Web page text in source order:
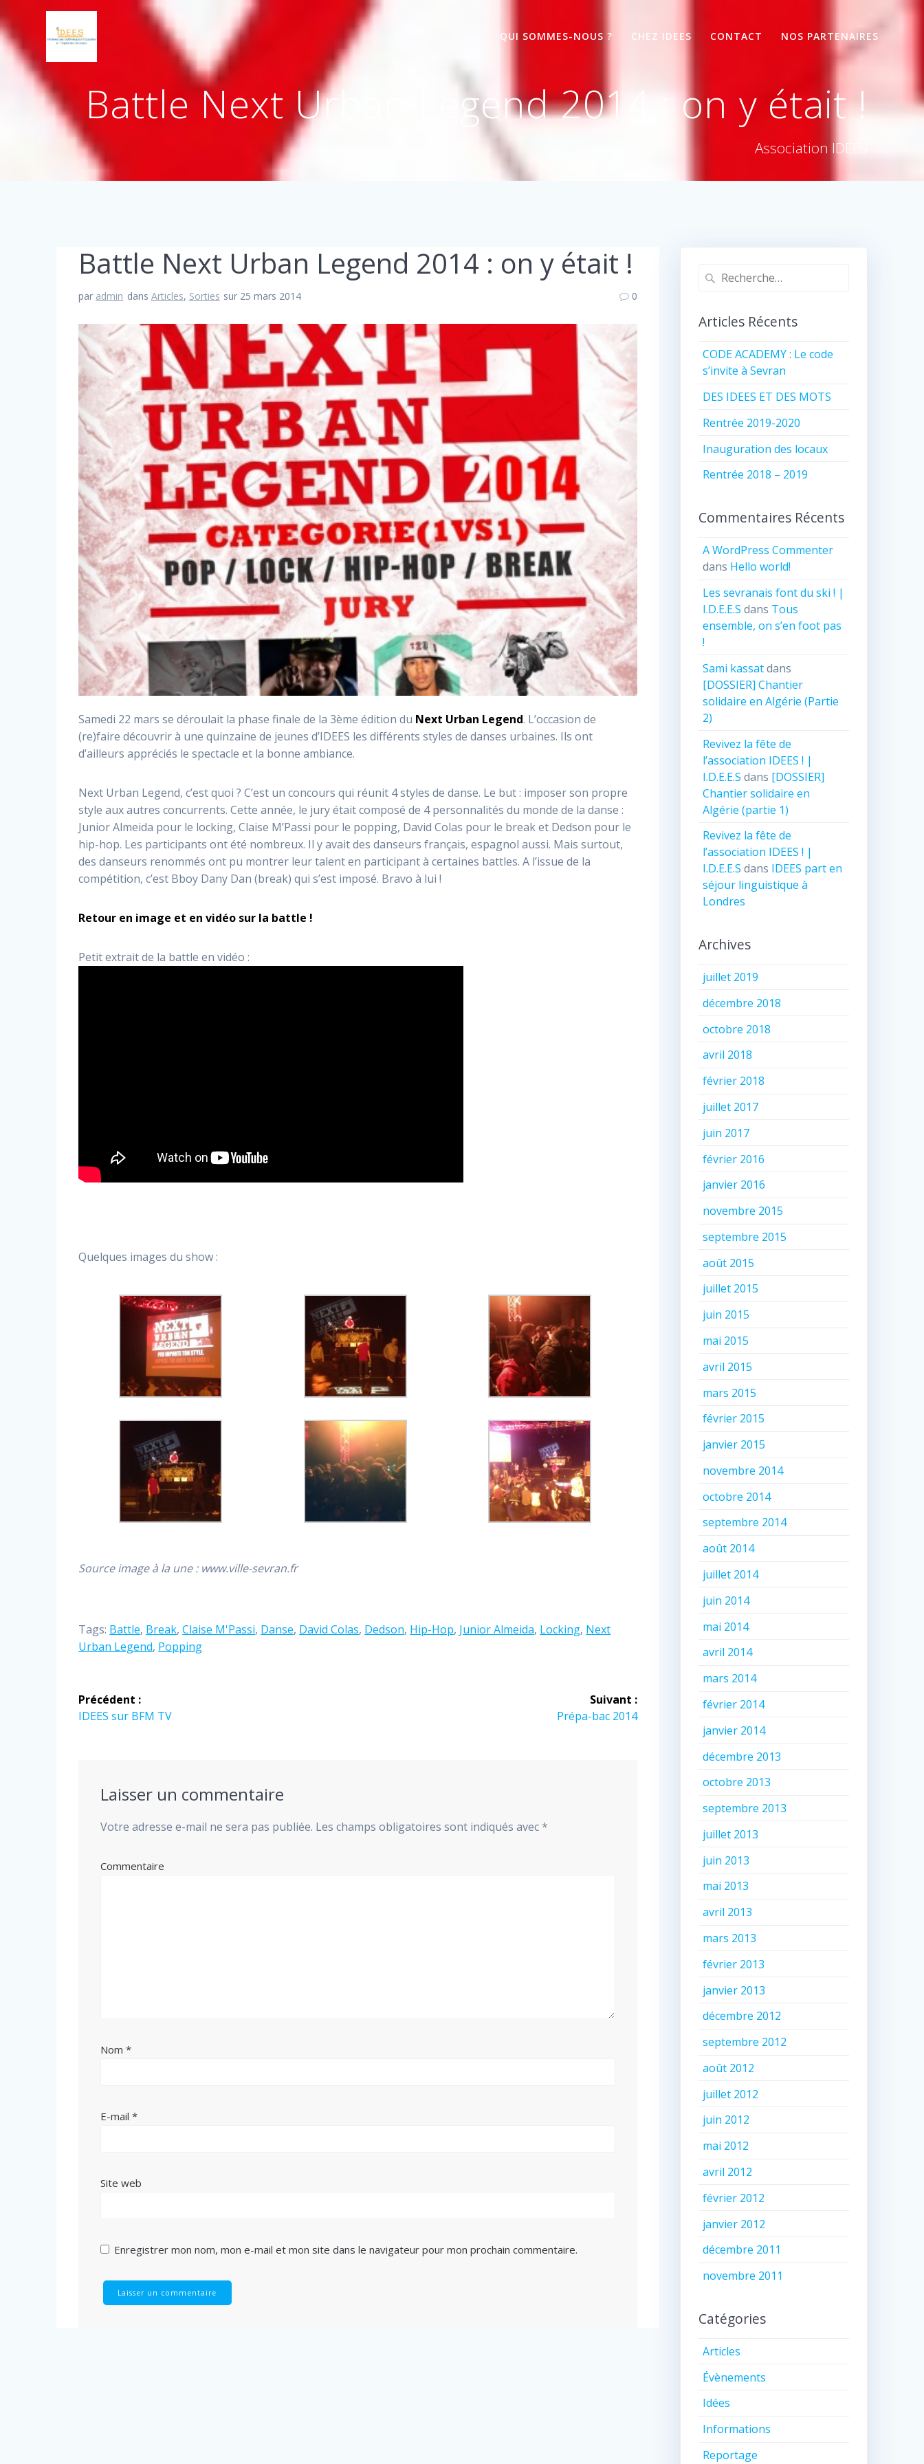
QUI SOMMES-NOUS ? CHEZ IDEES CONTACT NOS PARTENAIRES
Battle Next Urban Legend 2014 : on y était !
Association IDEES
Battle Next Urban Legend 2014 : on y était !
par admin dans Articles, Sorties sur 25 mars 2014 0
Samedi 22 mars se déroulait la phase finale de la 3ème édition du Next Urban Legend. L’occasion de
(re)faire découvrir à une quinzaine de jeunes d’IDEES les différents styles de danses urbaines. Ils ont
d’ailleurs appréciés le spectacle et la bonne ambiance.
Next Urban Legend, c’est quoi ? C’est un concours qui réunit 4 styles de danse. Le but : imposer son propre
style aux autres concurrents. Cette année, le jury était composé de 4 personnalités du monde de la danse :
Junior Almeida pour le locking, Claise M’Passi pour le popping, David Colas pour le break et Dedson pour le
hip-hop. Les participants ont été nombreux. Il y avait des danseurs français, espagnol aussi. Mais surtout,
des danseurs renommés ont pu montrer leur talent en participant à certaines battles. A l’issue de la
compétition, c’est Bboy Dany Dan (break) qui s’est imposé. Bravo à lui !
Retour en image et en vidéo sur la battle !
Petit extrait de la battle en vidéo :
Quelques images du show :
Source image à la une : www.ville-sevran.fr
Tags: Battle, Break,Claise M'Passi, Danse, David Colas, Dedson, Hip-Hop, Junior Almeida, Locking, Next
Urban Legend, Popping
Navigation
de
Précédent :
Article
IDEES sur BFM TV
Suivant :
Article
Prépa-bac 2014
Laisser un commentaire
Votre adresse e-mail ne sera pas publiée. Les champs obligatoires sont indiqués avec*
Commentaire
Nom*
E-mail*
Site web
Enregistrer mon nom, mon e-mail et mon site dans le navigateur pour mon prochain commentaire.
Recherche
pour
Articles Récents
CODE ACADEMY : Le code
s’invite à Sevran
DES IDEES ET DES MOTS
Rentrée 2019-2020
Inauguration des locaux
Rentrée 2018 – 2019
Commentaires Récents
A WordPress Commenter
dans Hello world!
Les sevranais font du ski ! |
I.D.E.E.S dans Tous
ensemble, on s’en foot pas
!
Sami kassatdans
[DOSSIER] Chantier
solidaire en Algérie (Partie
2)
Revivez la fête de
l’association IDEES ! |
I.D.E.E.S dans [DOSSIER]
Chantier solidaire en
Algérie (partie 1)
Revivez la fête de
l’association IDEES ! |
I.D.E.E.S dans IDEES part en
séjour linguistique à
Londres
Archives
juillet 2019
décembre 2018
octobre 2018
avril 2018
février 2018
juillet 2017
juin 2017
février 2016
janvier 2016
novembre 2015
septembre 2015
août 2015
juillet 2015
juin 2015
mai 2015
avril 2015
mars 2015
février 2015
janvier 2015
novembre 2014
octobre 2014
septembre 2014
août 2014
juillet 2014
juin 2014
mai 2014
avril 2014
mars 2014
février 2014
janvier 2014
décembre 2013
octobre 2013
septembre 2013
juillet 2013
juin 2013
mai 2013
avril 2013
mars 2013
février 2013
janvier 2013
décembre 2012
septembre 2012
août 2012
juillet 2012
juin 2012
mai 2012
avril 2012
février 2012
janvier 2012
décembre 2011
novembre 2011
Catégories
Articles
Évènements
Idées
Informations
Reportage